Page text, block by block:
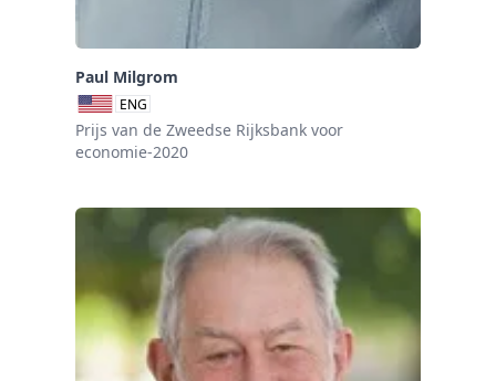
Paul Milgrom
ENG
Prijs van de Zweedse Rijksbank voor
economie-2020